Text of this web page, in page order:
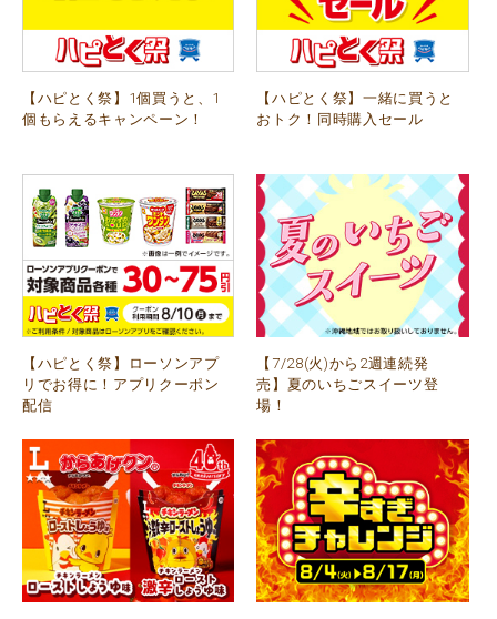
【ハピとく祭】1個買うと、1
個もらえるキャンペーン！
【ハピとく祭】一緒に買うと
おトク！同時購入セール
【ハピとく祭】ローソンアプ
リでお得に！アプリクーポン
配信
【7/28(火)から2週連続発
売】夏のいちごスイーツ登
場！